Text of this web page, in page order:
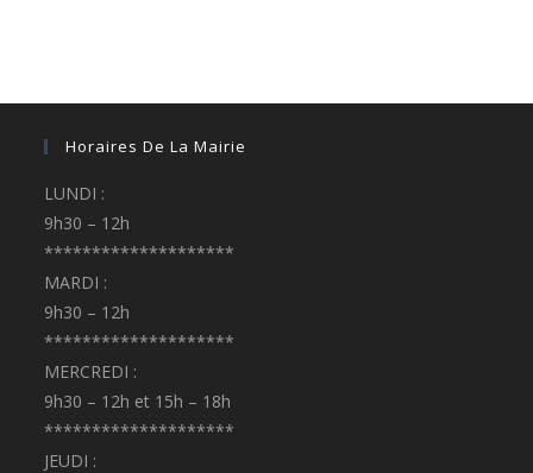
Horaires De La Mairie
LUNDI :
9h30 – 12h
********************
MARDI :
9h30 – 12h
********************
MERCREDI :
9h30 – 12h et 15h – 18h
********************
JEUDI :